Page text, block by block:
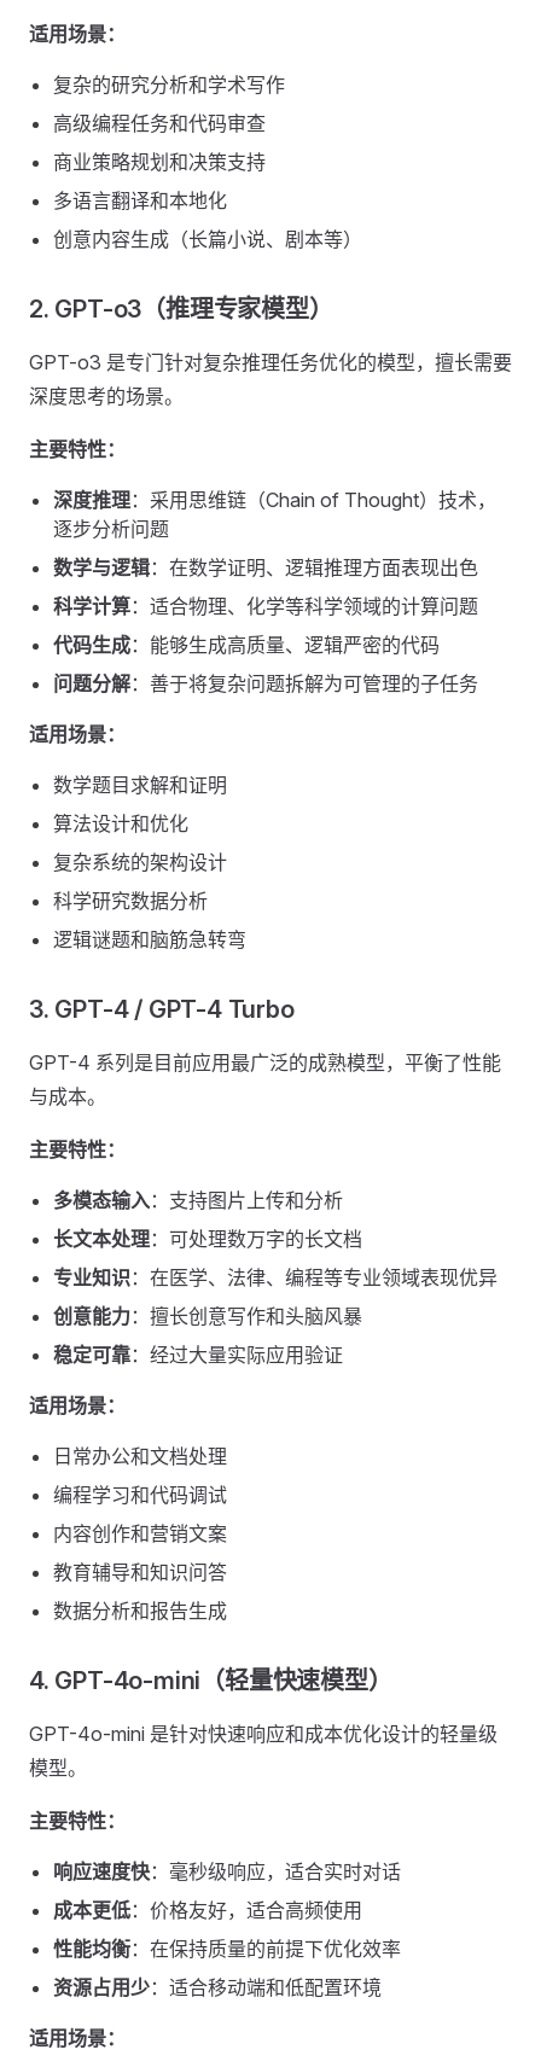
适用场景：
复杂的研究分析和学术写作
高级编程任务和代码审查
商业策略规划和决策支持
多语言翻译和本地化
创意内容生成（长篇小说、剧本等）
2. GPT-o3（推理专家模型）
GPT-o3 是专门针对复杂推理任务优化的模型，擅长需要
深度思考的场景。
主要特性：
深度推理：采用思维链（Chain of Thought）技术，
逐步分析问题
数学与逻辑：在数学证明、逻辑推理方面表现出色
科学计算：适合物理、化学等科学领域的计算问题
代码生成：能够生成高质量、逻辑严密的代码
问题分解：善于将复杂问题拆解为可管理的子任务
适用场景：
数学题目求解和证明
算法设计和优化
复杂系统的架构设计
科学研究数据分析
逻辑谜题和脑筋急转弯
3. GPT-4 / GPT-4 Turbo
GPT-4 系列是目前应用最广泛的成熟模型，平衡了性能
与成本。
主要特性：
多模态输入：支持图片上传和分析
长文本处理：可处理数万字的长文档
专业知识：在医学、法律、编程等专业领域表现优异
创意能力：擅长创意写作和头脑风暴
稳定可靠：经过大量实际应用验证
适用场景：
日常办公和文档处理
编程学习和代码调试
内容创作和营销文案
教育辅导和知识问答
数据分析和报告生成
4. GPT-4o-mini（轻量快速模型）
GPT-4o-mini 是针对快速响应和成本优化设计的轻量级
模型。
主要特性：
响应速度快：毫秒级响应，适合实时对话
成本更低：价格友好，适合高频使用
性能均衡：在保持质量的前提下优化效率
资源占用少：适合移动端和低配置环境
适用场景：